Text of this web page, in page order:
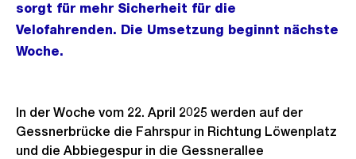
sorgt für mehr Sicherheit für die
Velofahrenden. Die Umsetzung beginnt nächste
Woche.
In der Woche vom 22. April 2025 werden auf der
Gessnerbrücke die Fahrspur in Richtung Löwenplatz
und die Abbiegespur in die Gessnerallee